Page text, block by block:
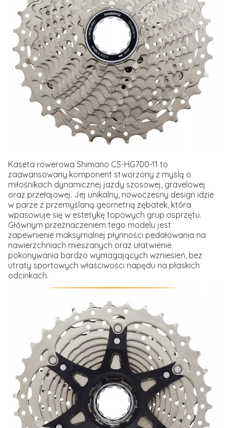
Kaseta rowerowa Shimano CS-HG700-11 to
zaawansowany komponent stworzony z myślą o
miłośnikach dynamicznej jazdy szosowej, gravelowej
oraz przełajowej. Jej unikalny, nowoczesny design idzie
w parze z przemyślaną geometrią zębatek, która
wpasowuje się w estetykę topowych grup osprzętu.
Głównym przeznaczeniem tego modelu jest
zapewnienie maksymalnej płynności pedałowania na
nawierzchniach mieszanych oraz ułatwienie
pokonywania bardzo wymagających wzniesień, bez
utraty sportowych właściwości napędu na płaskich
odcinkach.